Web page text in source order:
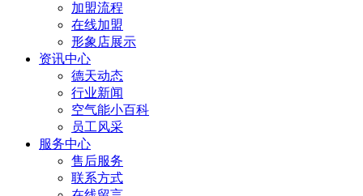
加盟流程
在线加盟
形象店展示
资讯中心
德天动态
行业新闻
空气能小百科
员工风采
服务中心
售后服务
联系方式